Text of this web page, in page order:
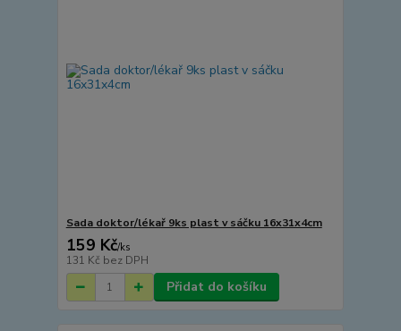
Sada doktor/lékař 9ks plast v sáčku 16x31x4cm
159 Kč/ks
131 Kč bez DPH
Přidat do košíku